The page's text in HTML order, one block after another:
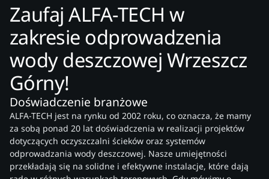
Zaufaj ALFA-TECH w
zakresie odprowadzenia
wody deszczowej Wrzeszcz
Górny!
Doświadczenie branżowe
ALFA-TECH jest na rynku od 2002 roku, co oznacza, że mamy
za sobą ponad 20 lat doświadczenia w realizacji projektów
dotyczących oczyszczalni ścieków oraz systemów
odprowadzania wody deszczowej. Nasze umiejętności
przekładają się na solidne i efektywne instalacje, które dają